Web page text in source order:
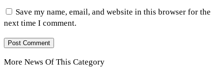
Save my name, email, and website in this browser for the
next time I comment.
More News Of This Category